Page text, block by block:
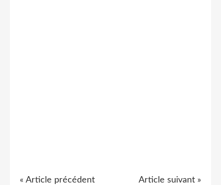
« Article précédent Article suivant »